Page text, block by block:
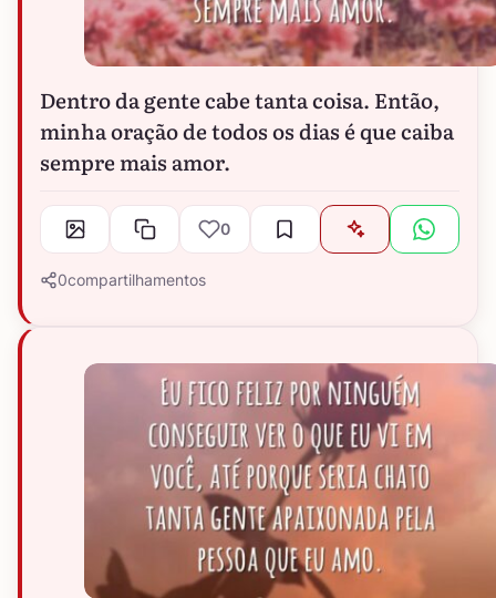
Dentro da gente cabe tanta coisa. Então,
minha oração de todos os dias é que caiba
sempre mais amor.
0
0compartilhamentos